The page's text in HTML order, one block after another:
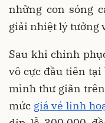
những con sóng
giải nhiệt lý tưởng
Sau khi chinh
vô cực đầu tiên tại
mình thư giãn
mức giá vé linh